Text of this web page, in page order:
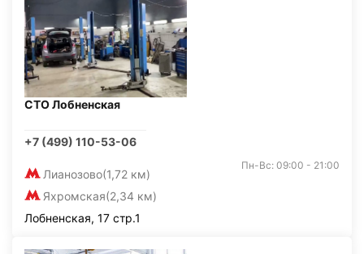
СТО Лобненская
+7 (499) 110-53-06
Лианозово(1,72 км)
Яхромская(2,34 км)
Пн-Вс: 09:00 - 21:00
Лобненская, 17 стр.1